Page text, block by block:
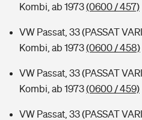
Kombi, ab 1973(0600 / 457)
VW Passat, 33 (PASSAT
Kombi, ab 1973(0600 / 458)
VW Passat, 33 (PASSAT
Kombi, ab 1973(0600 / 459)
VW Passat, 33 (PASSAT